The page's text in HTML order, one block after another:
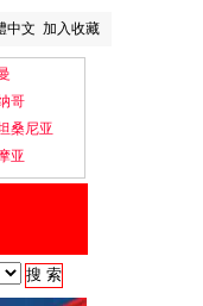
中文 加入收藏
哥
桑尼亚
亚